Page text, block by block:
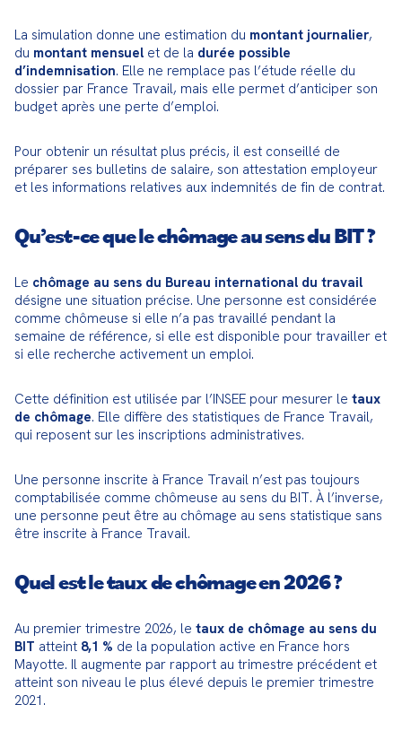
La simulation donne une estimation du montant journalier,
du montant mensuel et de la durée possible
d’indemnisation. Elle ne remplace pas l’étude réelle du
dossier par France Travail, mais elle permet d’anticiper son
budget après une perte d’emploi.
Pour obtenir un résultat plus précis, il est conseillé de
préparer ses bulletins de salaire, son attestation employeur
et les informations relatives aux indemnités de fin de contrat.
Qu’est-ce que le chômage au sens du BIT ?
Le chômage au sens du Bureau international du travail
désigne une situation précise. Une personne est considérée
comme chômeuse si elle n’a pas travaillé pendant la
semaine de référence, si elle est disponible pour travailler et
si elle recherche activement un emploi.
Cette définition est utilisée par l’INSEE pour mesurer le taux
de chômage. Elle diffère des statistiques de France Travail,
qui reposent sur les inscriptions administratives.
Une personne inscrite à France Travail n’est pas toujours
comptabilisée comme chômeuse au sens du BIT. À l’inverse,
une personne peut être au chômage au sens statistique sans
être inscrite à France Travail.
Quel est le taux de chômage en 2026 ?
Au premier trimestre 2026, le taux de chômage au sens du
BIT atteint 8,1 % de la population active en France hors
Mayotte. Il augmente par rapport au trimestre précédent et
atteint son niveau le plus élevé depuis le premier trimestre
2021.